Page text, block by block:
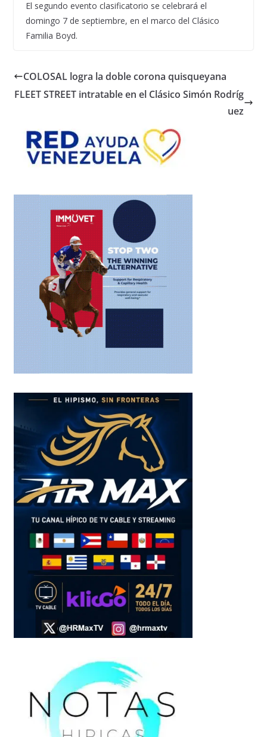
El segundo evento clasificatorio se celebrará el
domingo 7 de septiembre, en el marco del Clásico
Familia Boyd.
COLOSAL logra la doble corona quisqueyana
FLEET STREET intratable en el Clásico Simón Rodríg
uez